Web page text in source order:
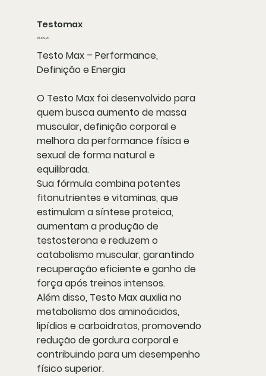
Testomax
Preço
R$ 109,20
Testo Max – Performance,
Definição e Energia
O Testo Maxfoi desenvolvido para
quem buscaaumento de massa
muscular, definição corporal e
melhora da performance física e
sexualde forma natural e
equilibrada.
Sua fórmula combinapotentes
fitonutrientes e vitaminas, que
estimulam a síntese proteica,
aumentam a produção de
testosterona e reduzem o
catabolismo muscular, garantindo
recuperação eficienteeganho de
forçaapós treinos intensos.
Além disso, Testo Max auxilia no
metabolismo dos aminoácidos,
lipídios e carboidratos, promovendo
redução de gordura corporale
contribuindo para umdesempenho
físico superior.